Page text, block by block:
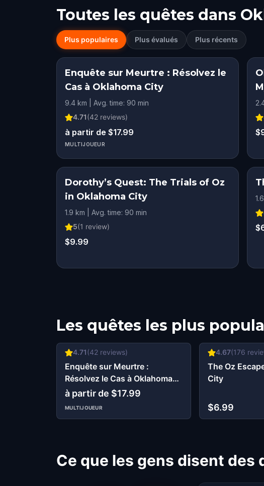
Toutes les quêtes dans
Plus populaires Plus évalués Plus récents
Enquête sur Meurtre : Résolvez le
Cas à Oklahoma City
9.4 km | Avg. time: 90 min
4.71(42 reviews)
à partir de $17.99
MULTIJOUEUR
Dorothy’s Quest: The Trials of Oz
in Oklahoma City
1.9 km | Avg. time: 90 min
5(1 review)
$9.99
Les quêtes les plus
4.71(42 reviews)
Enquête sur Meurtre :
Résolvez le Cas à Oklahoma
City
à partir de $17.99
MULTIJOUEUR
4.67(176
The Oz
City
$6.99
Ce que les gens disent des